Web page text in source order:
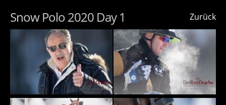
Zurück
Snow Polo 2020 Day 1